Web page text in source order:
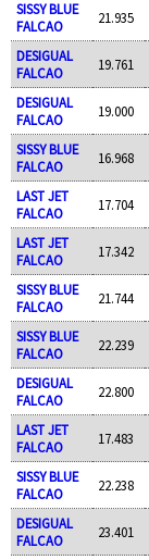
SISSY BLUE
FALCAO
21.935
DESIGUAL
FALCAO
19.761
DESIGUAL
FALCAO
19.000
SISSY BLUE
FALCAO
16.968
LAST JET
FALCAO
17.704
LAST JET
FALCAO
17.342
SISSY BLUE
FALCAO
21.744
SISSY BLUE
FALCAO
22.239
DESIGUAL
FALCAO
22.800
LAST JET
FALCAO
17.483
SISSY BLUE
FALCAO
22.238
DESIGUAL
FALCAO
23.401